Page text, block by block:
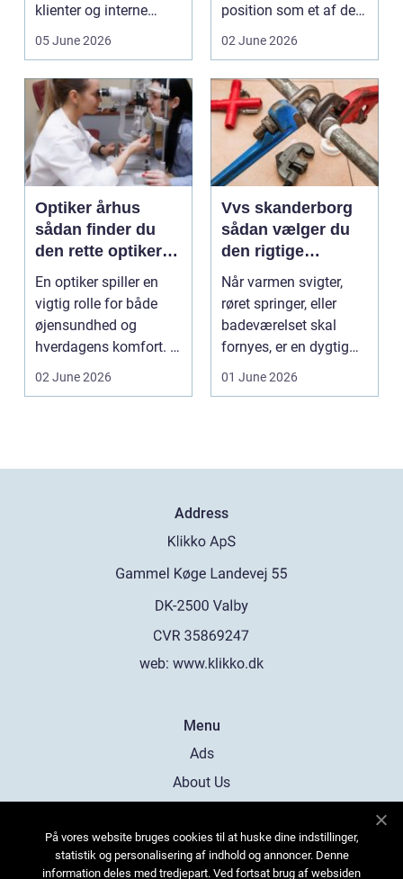
klienter og interne
arbejdsgange ét sted. I
05 June 2026
position som et af de
mest alsidige valg til
02 June 2026
Optiker århus
sådan finder du
den rette optiker i
byen
En optiker spiller en
vigtig rolle for både
øjensundhed og
hverdagens komfort. I
en by som Aarhus, h...
02 June 2026
Vvs skanderborg
sådan vælger du
den rigtige
installatør
Når varmen svigter,
røret springer, eller
badeværelset skal
fornyes, er en dygtig
VVS-installatør gu...
01 June 2026
Address
web: www.klikko.dk
Menu
Ads
About Us
Contact
Sitemap
På vores website bruges cookies til at huske dine indstillinger,
statistik og personalisering af indhold og annoncer. Denne
information deles med tredjepart. Ved fortsat brug af websiden